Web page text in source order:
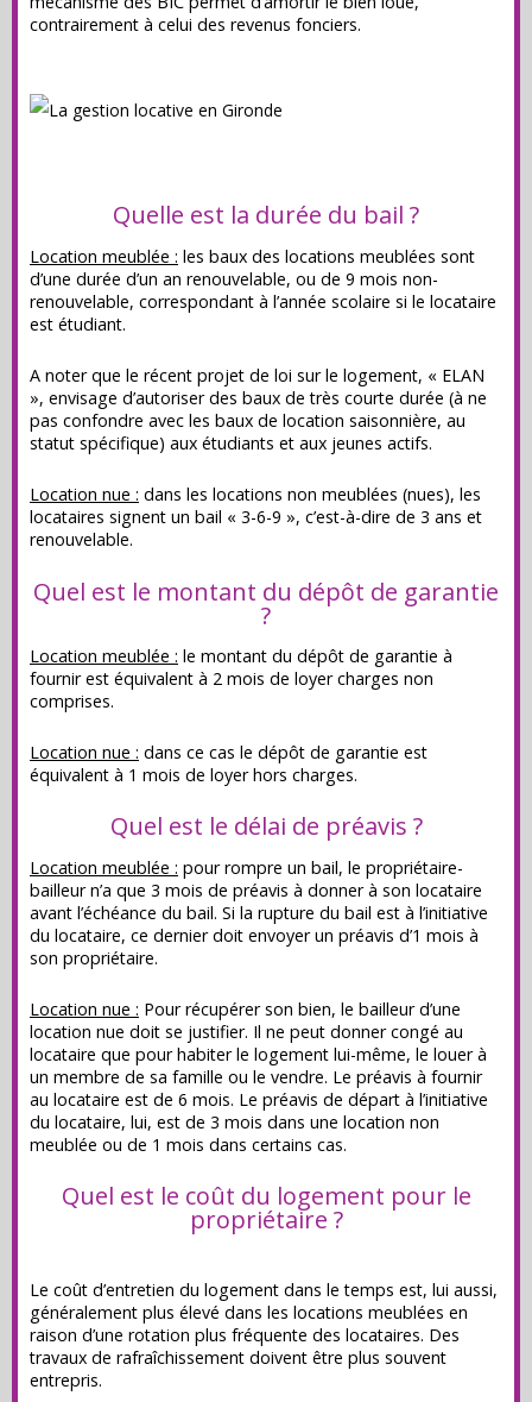
contrairement à celui des revenus fonciers.
Quelle est la durée du bail ?
Location meublée : les baux des locations meublées sont
d’une durée d’un an renouvelable, ou de 9 mois non-
renouvelable, correspondant à l’année scolaire si le locataire
est étudiant.
A noter que le récent projet de loi sur le logement, « ELAN
», envisage d’autoriser des baux de très courte durée (à ne
pas confondre avec les baux de location saisonnière, au
statut spécifique) aux étudiants et aux jeunes actifs.
Location nue : dans les locations non meublées (nues), les
locataires signent un bail « 3-6-9 », c’est-à-dire de 3 ans et
renouvelable.
Quel est le montant du dépôt de garantie
?
Location meublée : le montant du dépôt de garantie à
fournir est équivalent à 2 mois de loyer charges non
comprises.
Location nue : dans ce cas le dépôt de garantie est
équivalent à 1 mois de loyer hors charges.
Quel est le délai de préavis ?
Location meublée : pour rompre un bail, le propriétaire-
bailleur n’a que 3 mois de préavis à donner à son locataire
avant l’échéance du bail. Si la rupture du bail est à l’initiative
du locataire, ce dernier doit envoyer un préavis d’1 mois à
son propriétaire.
Location nue : Pour récupérer son bien, le bailleur d’une
location nue doit se justifier. Il ne peut donner congé au
locataire que pour habiter le logement lui-même, le louer à
un membre de sa famille ou le vendre. Le préavis à fournir
au locataire est de 6 mois. Le préavis de départ à l’initiative
du locataire, lui, est de 3 mois dans une location non
meublée ou de 1 mois dans certains cas.
Quel est le coût du logement pour le
propriétaire ?
Le coût d’entretien du logement dans le temps est, lui aussi,
généralement plus élevé dans les locations meublées en
raison d’une rotation plus fréquente des locataires. Des
travaux de rafraîchissement doivent être plus souvent
entrepris.